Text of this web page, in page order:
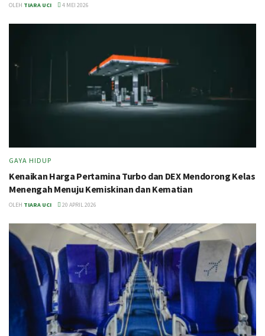
OLEH TIARA UCI 4 MEI 2026
GAYA HIDUP
Kenaikan Harga Pertamina Turbo dan DEX Mendorong Kelas
Menengah Menuju Kemiskinan dan Kematian
OLEH TIARA UCI 20 APRIL 2026